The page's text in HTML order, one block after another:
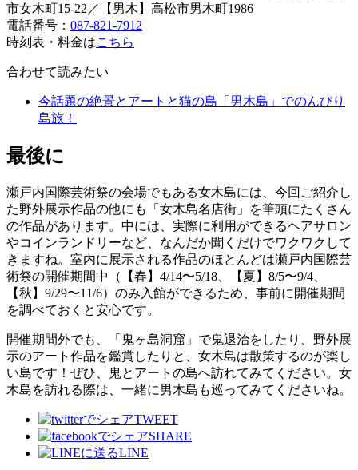
市女木町15-22／【男木】高松市男木町1986
電話番号： 087-821-7912
時刻表・料金はこちら
合わせて読みたい
今話題の絶景とアートと猫の島「男木島」でのんびり
島旅！
最後に
瀬戸内国際芸術祭の会場でもある女木島には、今回ご紹介し
た野外展示作品の他にも「女木島名店街」を筆頭にたくさん
の作品があります。中には、実際に利用ができるヘアサロン
やコインランドリーなど、なんだか聞くだけでワクワクして
きますね。室内に展示される作品のほとんどは瀬戸内国際芸
術祭の開催期間中（【春】4/14〜5/18、【夏】8/5〜9/4、
【秋】9/29〜11/6）のみ入館ができるため、事前に開催期間
を調べておくと安心です。
開催期間外でも、「鬼ヶ島洞窟」で鬼退治をしたり、野外展
示のアート作品を鑑賞したりと、女木島は散策するのが楽し
い島です！ぜひ、鬼とアートの島へ訪れてみてください。女
木島を訪れる際は、一緒に男木島も巡ってみてくださいね。
TWEET
SHARE
LINE